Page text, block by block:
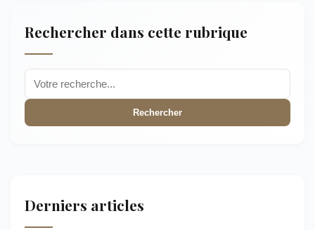
Rechercher dans cette rubrique
Rechercher
Derniers articles